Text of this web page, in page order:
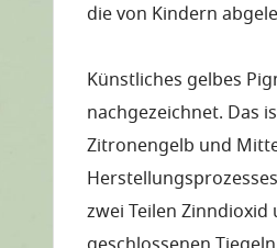
die von Kindern
Künstliches gelbes
nachgezeichnet. Das
Zitronengelb und
zwei Teilen Zinndioxid